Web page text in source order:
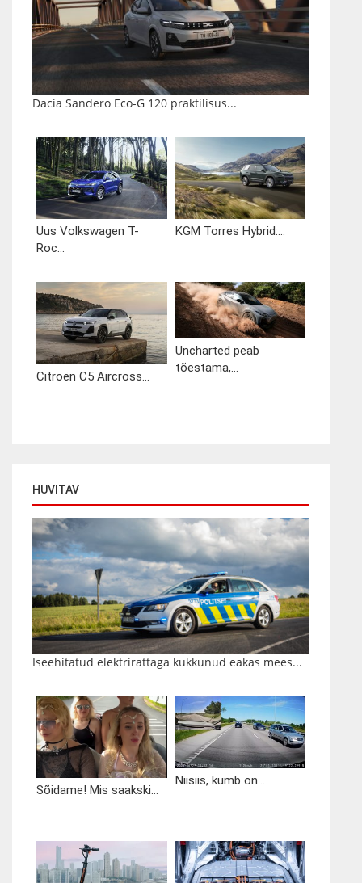
Dacia Sandero Eco-G 120 praktilisus...
Uus Volkswagen T-
Roc...
KGM Torres Hybrid:...
Citroën C5 Aircross...
Uncharted peab
tõestama,...
HUVITAV
Iseehitatud elektrirattaga kukkunud eakas mees...
Sõidame! Mis saakski...
Niisiis, kumb on...